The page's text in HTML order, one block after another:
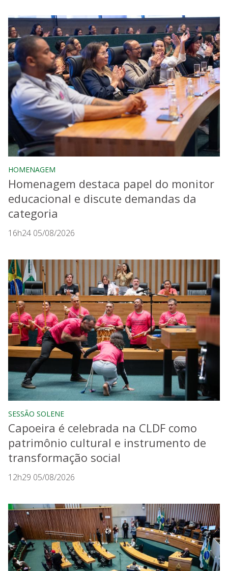
HOMENAGEM
Homenagem destaca papel do monitor
educacional e discute demandas da
categoria
16h24 05/08/2026
SESSÃO SOLENE
Capoeira é celebrada na CLDF como
patrimônio cultural e instrumento de
transformação social
12h29 05/08/2026